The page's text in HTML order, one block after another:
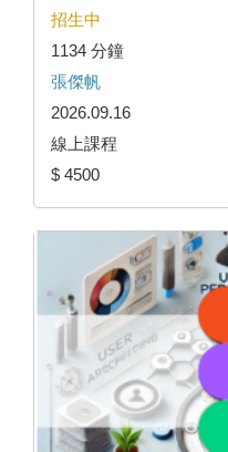
招生中
1134 分鐘
張傑帆
2026.09.16
線上課程
$ 4500